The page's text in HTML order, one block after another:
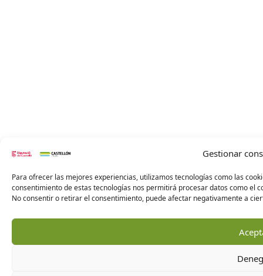
Gestionar
Para ofrecer las mejores experiencias, utilizamos tecnologías como las
consentimiento de estas tecnologías nos permitirá procesar datos como el
No consentir o retirar el consentimiento, puede afectar negativamente a